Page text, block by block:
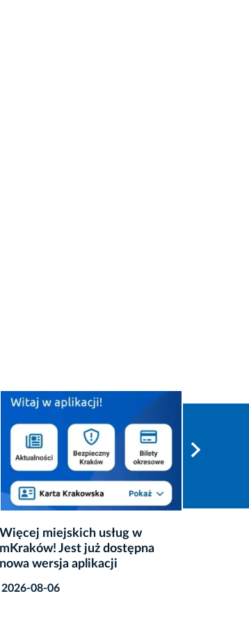
Strażnicy miejscy kontrolują
kąpieliska
2026-08-05